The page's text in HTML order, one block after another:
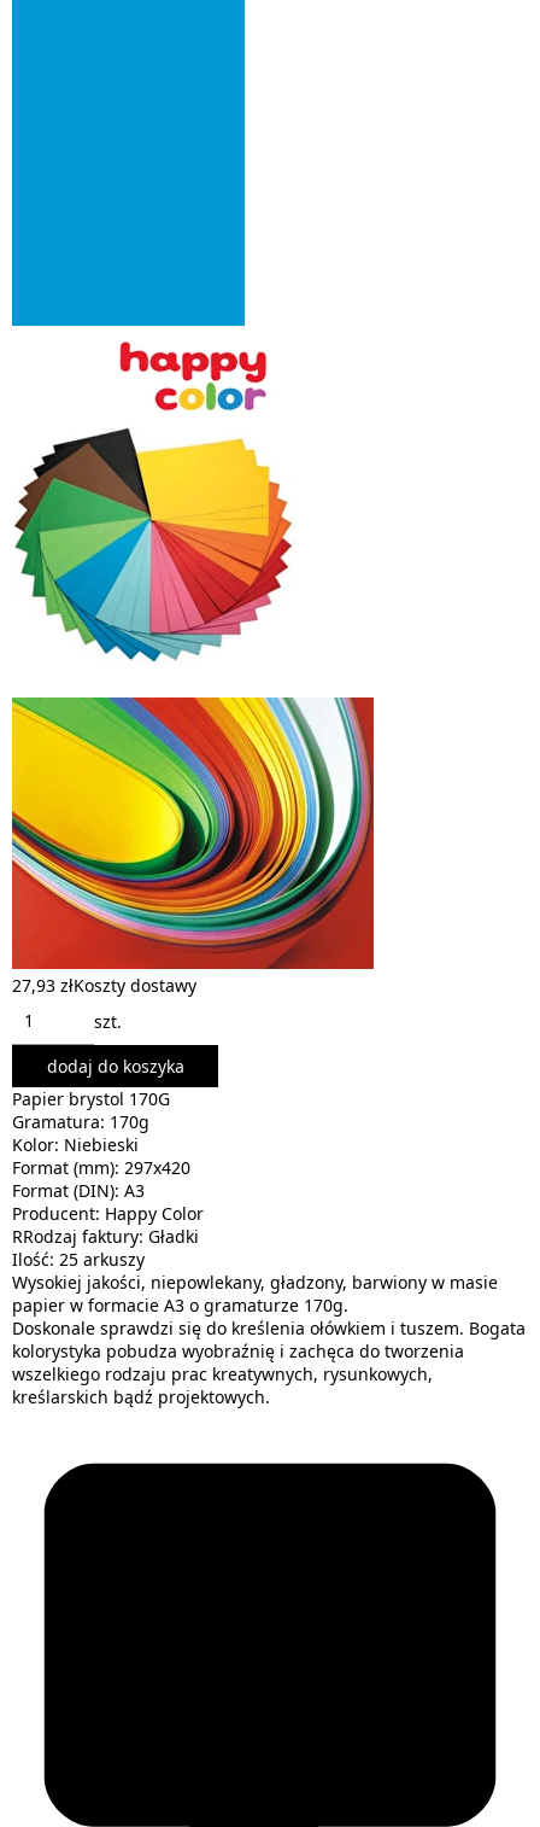
27,93 złKoszty dostawy
szt.
dodaj do koszyka
Papier brystol 170G
Gramatura: 170g
Kolor: Niebieski
Format (mm): 297x420
Format (DIN): A3
Producent: Happy Color
RRodzaj faktury: Gładki
Ilość: 25 arkuszy
Wysokiej jakości, niepowlekany, gładzony, barwiony w masie
papier w formacie A3 o gramaturze 170g.
Doskonale sprawdzi się do kreślenia ołówkiem i tuszem. Bogata
kolorystyka pobudza wyobraźnię i zachęca do tworzenia
wszelkiego rodzaju prac kreatywnych, rysunkowych,
kreślarskich bądź projektowych.